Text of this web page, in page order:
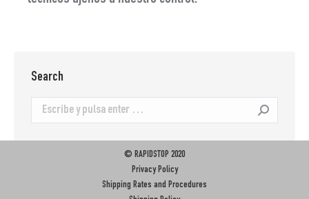
Search
Buscar:
© RAPIDSTOP 2020
Privacy Policy
Shipping Rates and Procedures